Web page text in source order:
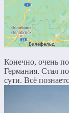
Конечно, очень
Германия. Стал
сути. Всё